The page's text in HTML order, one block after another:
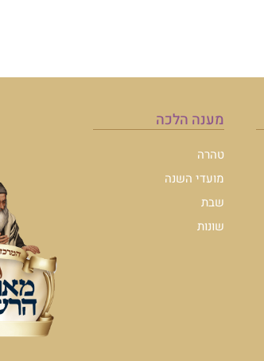
מענה הלכה
טהרה
מועדי השנה
שבת
שונות